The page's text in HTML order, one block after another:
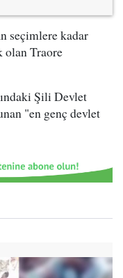
seçimlere kadar
olan Traore
Şili Devlet
"en genç devlet